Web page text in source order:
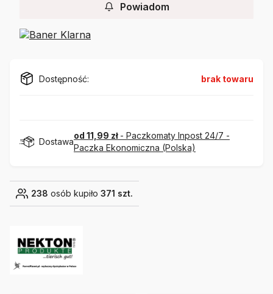
Powiadom
Dostępność: brak towaru
Dostawa
od 11,99 zł - Paczkomaty Inpost 24/7 -
Paczka Ekonomiczna (Polska)
238 osób kupiło 371 szt.